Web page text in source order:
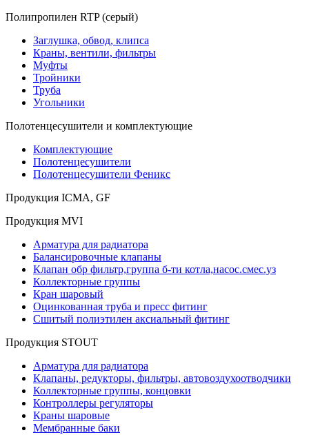
Полипропилен RTP (серый)
Заглушка, обвод, клипса
Краны, вентили, фильтры
Муфты
Тройники
Труба
Угольники
Полотенцесушители и комплектующие
Комплектующие
Полотенцесушители
Полотенцесушители Феникс
Продукция ICMA, GF
Продукция MVI
Арматура для радиатора
Балансировочные клапаны
Клапан обр фильтр,группа б-ти котла,насос.смес.уз
Коллекторные группы
Кран шаровый
Оцинкованная труба и пресс фитинг
Сшитый полиэтилен аксиальный фитинг
Продукция STOUT
Арматура для радиатора
Клапаны, редукторы, фильтры, автовоздухоотводчики
Коллекторные группы, концовки
Контроллеры регуляторы
Краны шаровые
Мембранные баки